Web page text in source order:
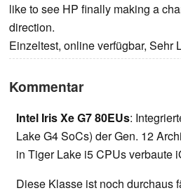
like to see HP finally making a
direction.
Einzeltest, online verfügbar, Sehr
Kommentar
Intel Iris Xe G7 80EUs:
Lake G4 SoCs) der Gen. 12
in Tiger Lake i5 CPUs verbaute
Diese Klasse ist noch durchaus